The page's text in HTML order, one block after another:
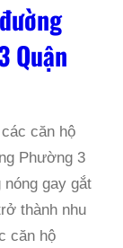
Quận
căn hộ
Phường 3
nóng gay gắt
thành nhu
căn hộ